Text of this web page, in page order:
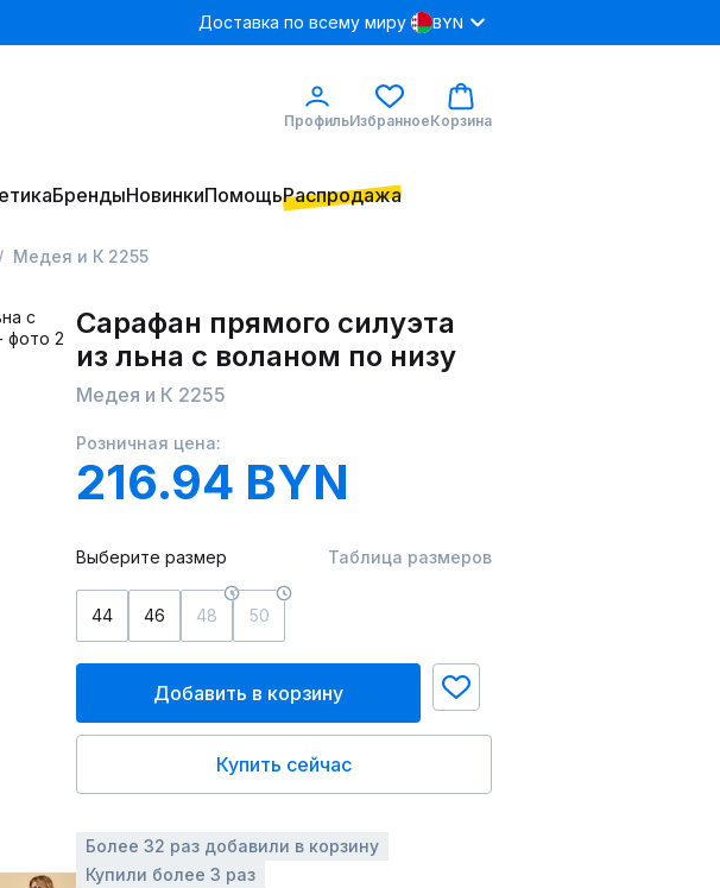
Доставка по всему миру BYN
ПрофильИзбранноеКорзина
БрендыНовинкиПомощьРаспродажа
Медея и К 2255
Сарафан прямого силуэта
из льна с воланом по низу
Медея и К 2255
Розничная цена:
216.94 BYN
Выберите размер Таблица размеров
44 46 48 50
Добавить в корзину
Купить сейчас
Более 32 раз добавили в корзину
Купили более 3 раз